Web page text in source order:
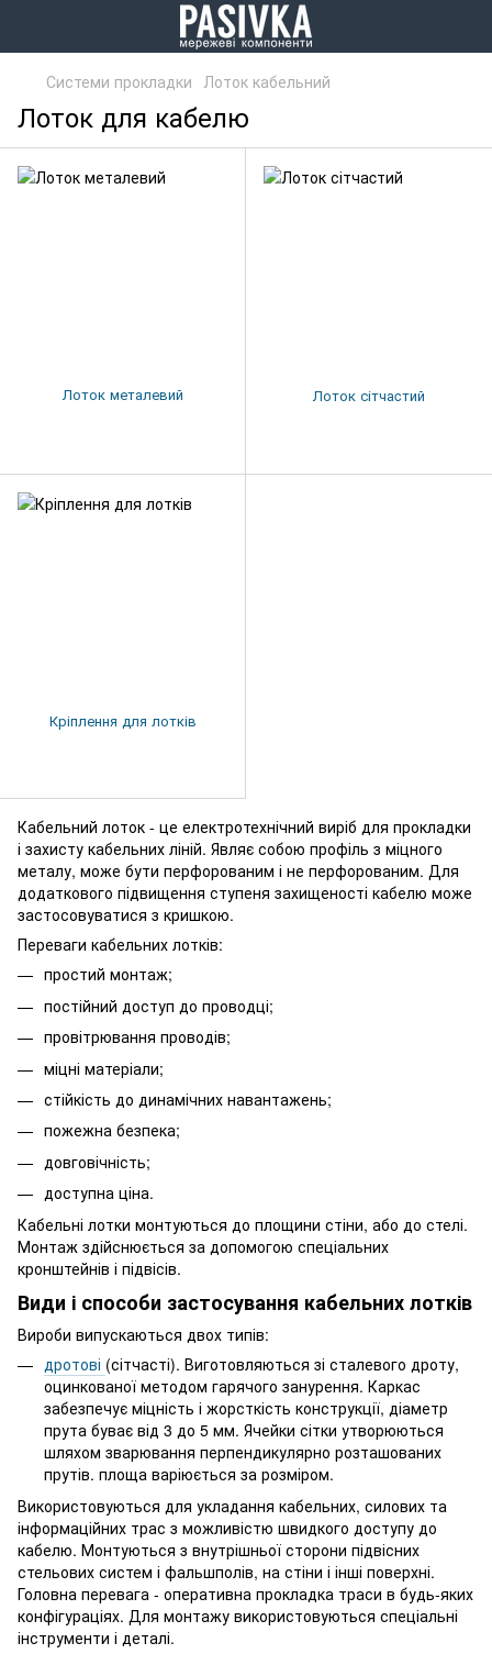
Системи прокладки Лоток кабельний
Лоток для кабелю
Кабельний лоток - це електротехнічний виріб для прокладки
і захисту кабельних ліній. Являє собою профіль з міцного
металу, може бути перфорованим і не перфорованим. Для
додаткового підвищення ступеня захищеності кабелю може
застосовуватися з кришкою.
Переваги кабельних лотків:
простий монтаж;
постійний доступ до проводці;
провітрювання проводів;
міцні матеріали;
стійкість до динамічних навантажень;
пожежна безпека;
довговічність;
доступна ціна.
Кабельні лотки монтуються до площини стіни, або до стелі.
Монтаж здійснюється за допомогою спеціальних
кронштейнів і підвісів.
Види і способи застосування кабельних лотків
Вироби випускаються двох типів:
дротові (сітчасті). Виготовляються зі сталевого дроту,
оцинкованої методом гарячого занурення. Каркас
забезпечує міцність і жорсткість конструкції, діаметр
прута буває від 3 до 5 мм. Ячейки сітки утворюються
шляхом зварювання перпендикулярно розташованих
прутів. площа варіюється за розміром.
Використовуються для укладання кабельних, силових та
інформаційних трас з можливістю швидкого доступу до
кабелю. Монтуються з внутрішньої сторони підвісних
стельових систем і фальшполів, на стіни і інші поверхні.
Головна перевага - оперативна прокладка траси в будь-яких
конфігураціях. Для монтажу використовуються спеціальні
інструменти і деталі.
Лоток металевий Лоток сітчаcтий
Кріплення для лотків